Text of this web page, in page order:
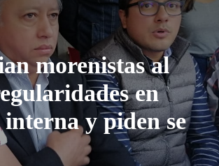
morenistas al
en
interna y piden se